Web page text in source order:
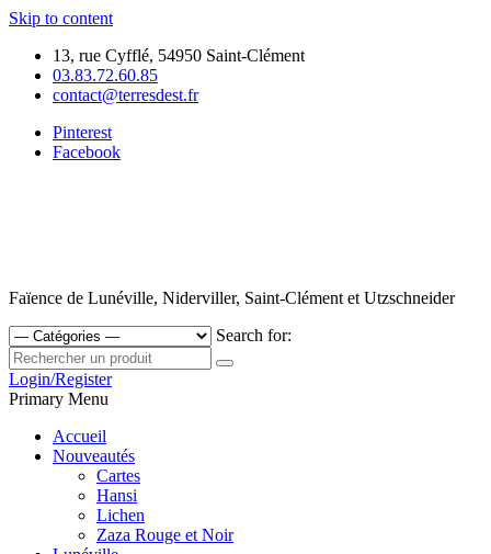
Skip to content
13, rue Cyfflé, 54950 Saint-Clément
03.83.72.60.85
contact@terresdest.fr
Pinterest
Facebook
Faïence de Lunéville, Niderviller, Saint-Clément et Utzschneider
Search for:
Login/Register
Primary Menu
Accueil
Nouveautés
Cartes
Hansi
Lichen
Zaza Rouge et Noir